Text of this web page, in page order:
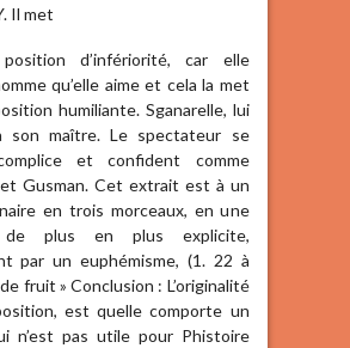
Il met
d’infériorité, car elle
qu’elle aime et cela la met
humiliante. Sganarelle, lui
son maître. Le spectateur se
et confident comme
et Gusman. Cet extrait est à un
en trois morceaux, en une
de plus en plus explicite,
par un euphémisme, (1. 22 à
fruit » Conclusion : L’originalité
est quelle comporte un
n’est pas utile pour Phistoire